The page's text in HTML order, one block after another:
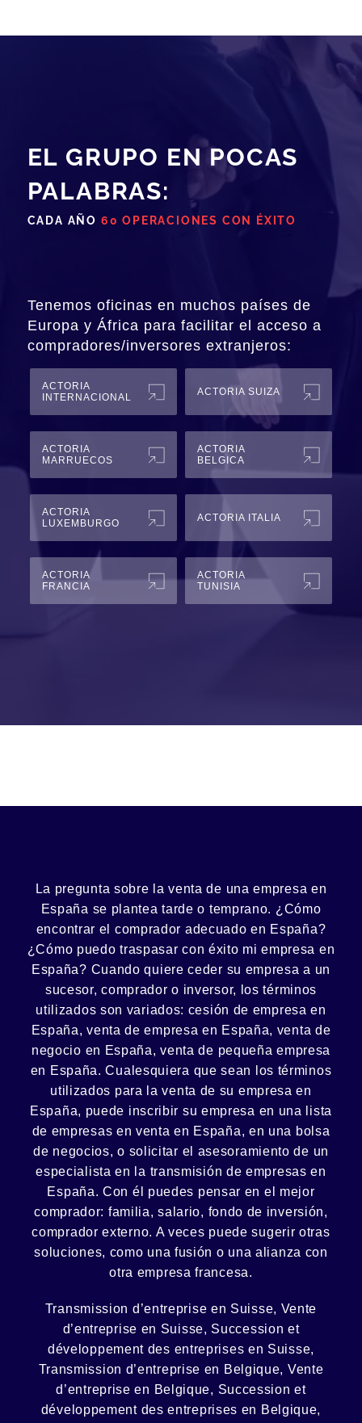
EL GRUPO EN POCAS
PALABRAS:
CADA AÑO 60 OPERACIONES CON ÉXITO
Tenemos oficinas en muchos países de
Europa y África para facilitar el acceso a
compradores/inversores extranjeros:
ACTORIA
INTERNACIONAL
ACTORIA SUIZA
ACTORIA
MARRUECOS
ACTORIA
BELGICA
ACTORIA
LUXEMBURGO
ACTORIA ITALIA
ACTORIA
FRANCIA
ACTORIA
TUNISIA
La pregunta sobre la venta de unaempresa en
España se plantea tarde o temprano. ¿Cómo
encontrar el comprador adecuado en España?
¿Cómo puedotraspasar con éxito mi empresa en
España? Cuando quiere ceder su empresa a un
sucesor, comprador o inversor, los términos
utilizados son variados: cesión de empresa en
España, venta de empresa en España, venta de
negocio en España, venta de pequeña empresa
en España. Cualesquiera que sean los términos
utilizados para la venta de su empresa en
España, puede inscribir su empresa en una lista
de empresas en venta en España, en una bolsa
de negocios, o solicitar el asesoramiento de un
especialista en la transmisión de empresas en
España. Con él puedes pensar en el mejor
comprador: familia,salario, fondo de inversión,
comprador externo. A veces puede sugerir otras
soluciones, como una fusión o unaalianza con
otra empresa francesa.
Transmission d’entreprise en Suisse, Vente
d’entreprise en Suisse, Succession et
développement des entreprises en Suisse,
Transmission d’entreprise en Belgique, Vente
d’entreprise en Belgique, Succession et
développement des entreprises en Belgique,